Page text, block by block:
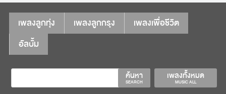
เพลงลูกทุ่ง เพลงลูกกรุง
เพลงเพื่อชีวิต
อัลบั้ม
เพลงทั้งหมด
MUSIC ALL
ค้นหา
SEARCH